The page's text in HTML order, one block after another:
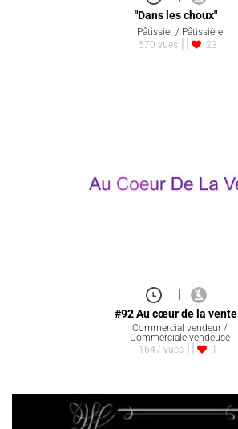
"Dans les choux"
Pâtissier / Pâtissière
570 vues
23
|
#92 Au cœur de la vente
Commercial vendeur /
Commerciale vendeuse
1647 vues
1